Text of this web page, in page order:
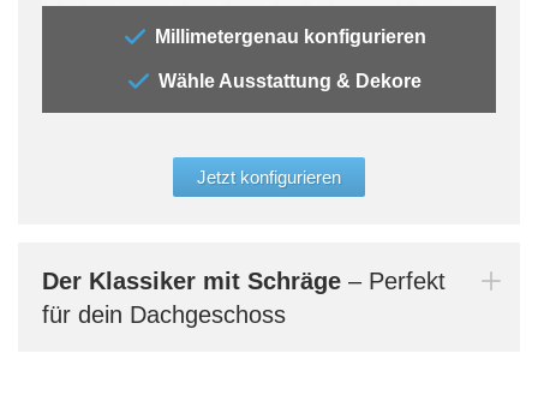
Millimetergenau konfigurieren
Wähle Ausstattung & Dekore
Jetzt konfigurieren
Der Klassiker mit Schräge – Perfekt
für dein Dachgeschoss